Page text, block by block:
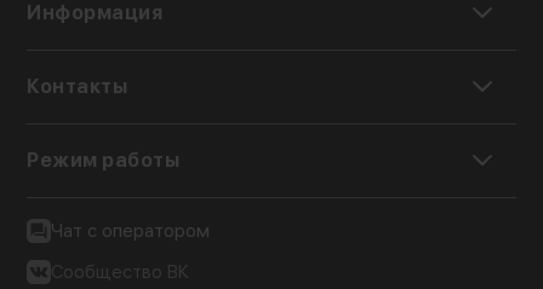
Информация
Контакты
Режим работы
Чат с оператором
Сообщество ВК